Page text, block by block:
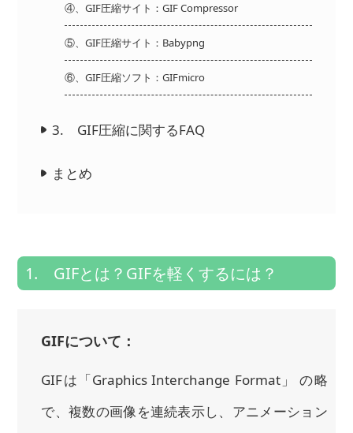
④、GIF圧縮サイト：GIF Compressor
⑤、GIF圧縮サイト：Babypng
⑥、GIF圧縮ソフト：GIFmicro
3. GIF圧縮に関するFAQ
まとめ
1. GIFとは？GIFを軽くするには？
GIFについて：
GIFは「Graphics Interchange Format」 の略
で、複数の画像を連続表示し、アニメーション